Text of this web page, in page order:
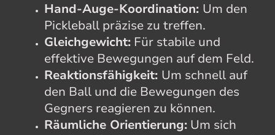
Hand-Auge-Koordination: Um den
Pickleball präzise zu treffen.
Gleichgewicht: Für stabile und
effektive Bewegungen auf dem Feld.
Reaktionsfähigkeit: Um schnell auf
den Ball und die Bewegungen des
Gegners reagieren zu können.
Räumliche Orientierung: Um sich